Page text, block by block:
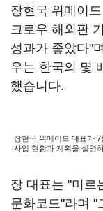
장현국 위메이
크로우 해외판
성과가 좋았다"
우는 한국의 몇
했습니다.
장현국 위메이드 대표가
사업 현황과 계획을 설명
장 대표는 "미르
문화코드"라며 "